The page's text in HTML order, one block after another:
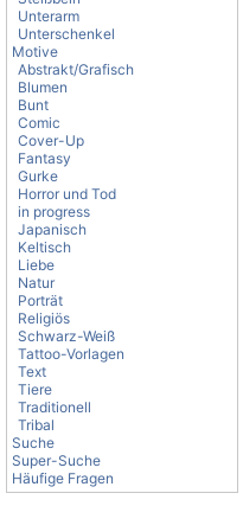
Unterarm
Unterschenkel
Motive
Abstrakt/Grafisch
Blumen
Bunt
Comic
Cover-Up
Fantasy
Gurke
Horror und Tod
in progress
Japanisch
Keltisch
Liebe
Natur
Porträt
Religiös
Schwarz-Weiß
Tattoo-Vorlagen
Text
Tiere
Traditionell
Tribal
Suche
Super-Suche
Häufige Fragen